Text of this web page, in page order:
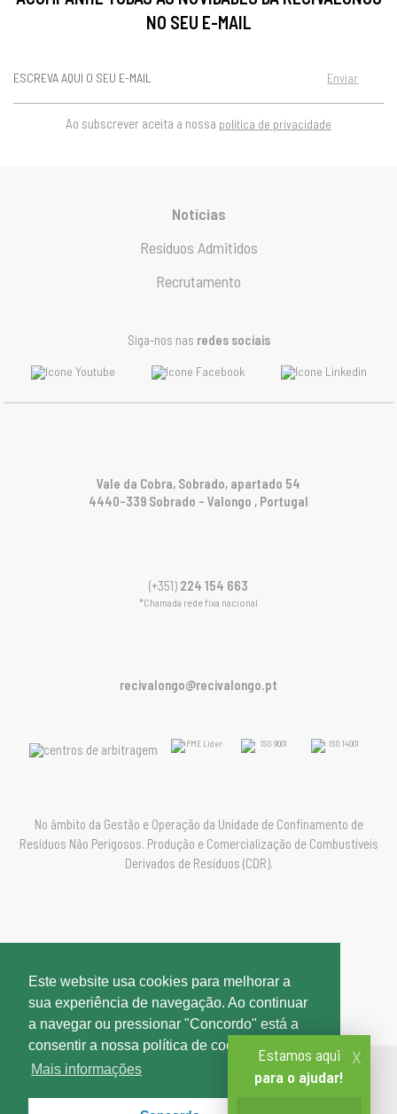
Este website usa cookies para melhorar a
sua experiência de navegação. Ao continuar
a navegar ou pressionar "Concordo" está a
consentir a nossa política de cookies.
Mais informações
x
Estamos aqui
para o ajudar!
NO SEU E-MAIL
Enviar
Ao subscrever aceita a nossa política de privacidade
Notícias
Resíduos Admitidos
Recrutamento
Siga-nos nas redes sociais
Vale da Cobra, Sobrado, apartado 54
4440-339 Sobrado – Valongo , Portugal
(+351) 224 154 663
*Chamada rede fixa nacional
recivalongo@recivalongo.pt
No âmbito da Gestão e Operação da Unidade de Confinamento de
Resíduos Não Perigosos. Produção e Comercialização de Combustíveis
Derivados de Resíduos (CDR).
Política de Gestão
Registo de Ocorrências